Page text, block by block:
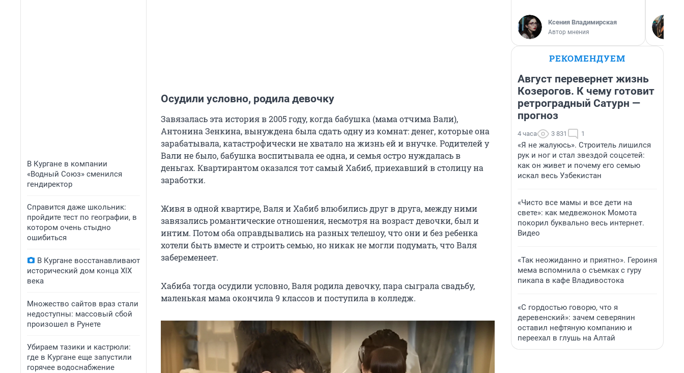
В Кургане в компании
«Водный Союз» сменился
гендиректор
Справится даже школьник:
пройдите тест по географии, в
котором очень стыдно
ошибиться
В Кургане восстанавливают
исторический дом конца XIX
века
Множество сайтов враз стали
недоступны: массовый сбой
произошел в Рунете
Убираем тазики и кастрюли:
где в Кургане еще запустили
горячее водоснабжение
Осудили условно, родила девочку
Завязалась эта история в 2005 году, когда бабушка (мама отчима Вали),
Антонина Зенкина, вынуждена была сдать одну из комнат: денег, которые она
зарабатывала, катастрофически не хватало на жизнь ей и внучке. Родителей у
Вали не было, бабушка воспитывала ее одна, и семья остро нуждалась в
деньгах. Квартирантом оказался тот самый Хабиб, приехавший в столицу на
заработки.
Живя в одной квартире, Валя и Хабиб влюбились друг в друга, между ними
завязались романтические отношения, несмотря на возраст девочки, был и
интим. Потом оба оправдывались на разных телешоу, что они и без ребенка
хотели быть вместе и строить семью, но никак не могли подумать, что Валя
забеременеет.
Хабиба тогда осудили условно, Валя родила девочку, пара сыграла свадьбу,
маленькая мама окончила 9 классов и поступила в колледж.
Ксения Владимирская
Автор мнения
РЕКОМЕНДУЕМ
Август перевернет жизнь
Козерогов. К чему готовит
ретроградный Сатурн —
прогноз
4 часа 3 831 1
«Я не жалуюсь». Строитель лишился
рук и ног и стал звездой соцсетей:
как он живет и почему его семью
искал весь Узбекистан
«Чисто все мамы и все дети на
свете»: как медвежонок Момота
покорил буквально весь интернет.
Видео
«Так неожиданно и приятно». Героиня
мема вспомнила о съемках с гуру
пикапа в кафе Владивостока
«С гордостью говорю, что я
деревенский»: зачем северянин
оставил нефтяную компанию и
переехал в глушь на Алтай